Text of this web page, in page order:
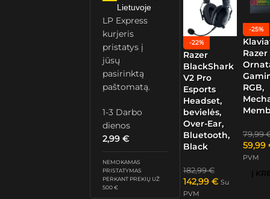
Lietuvoje
LP Express
kurjeris
pristatys į
jūsų
pasirinktą
paštomatą.
1-3 Darbo
dienos
2,99€
NEMOKAMAS
PRISTATYMAS
PERKANT PREKIŲ UŽ
500 €
-22%
Razer
BlackShark
V2 Pro
Esports
Headset,
bevielės,
Over-Ear,
Bluetooth,
Black
182,99€
142,99 € Su
PVM
-25%
Razer
RGB,
79,99
59,99
PVM